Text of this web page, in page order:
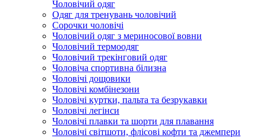
Чоловічий одяг
Одяг для тренувань чоловічий
Сорочки чоловічі
Чоловічий одяг з мериносової вовни
Чоловічий термоодяг
Чоловічий трекінговий одяг
Чоловіча спортивна білизна
Чоловічі дощовики
Чоловічі комбінезони
Чоловічі куртки, пальта та безрукавки
Чоловічі легінси
Чоловічі плавки та шорти для плавання
Чоловічі світшоти, флісові кофти та джемпери